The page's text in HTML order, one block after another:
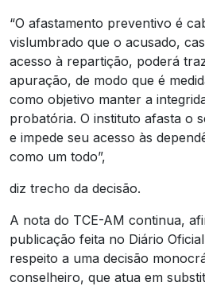
“O afastamento preventivo é
vislumbrado que o acusado,
acesso à repartição, poderá
apuração, de modo que é
como objetivo manter a
probatória. O instituto afasta o
e impede seu acesso às
como um todo”,
diz trecho da decisão.
A nota do TCE-AM continua,
publicação feita no Diário
respeito a uma decisão
conselheiro, que atua em